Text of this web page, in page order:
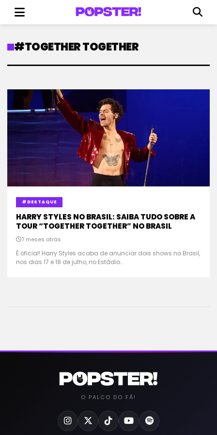
#TOGETHER TOGETHER
#DESTAQUE
HARRY STYLES NO BRASIL: SAIBA TUDO SOBRE A
TOUR “TOGETHER TOGETHER” NO BRASIL
7 meses atrás
É oficial! Harry Styles acaba de anunciar dois shows no Brasil,
nos dias 17 e 18 de julho, no Estádio...
O PALCO DO FÃ!